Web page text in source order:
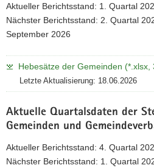
Aktueller Berichtsstand: 1. Quartal
Nächster Berichtsstand: 2. Quartal
September 2026
Hebesätze der Gemeinden (*.xlsx,
Letzte Aktualisierung: 18.06.2026
Aktuelle Quartalsdaten der
Gemeinden und
Aktueller Berichtsstand: 4. Quartal
Nächster Berichtsstand: 1. Quartal